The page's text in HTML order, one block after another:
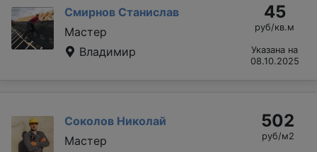
Смирнов Станислав
Мастер
Владимир
45
руб/кв.м
Указана на
08.10.2025
Соколов Николай
Мастер
502
руб/м2